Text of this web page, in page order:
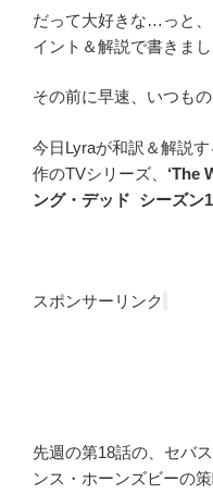
だって大好きな…っと
イント＆解説で書きまし
その前に早速、いつも
今日Lyraが和訳＆解説
作のTVシリーズ、 ‘The
ング・デッド シーズン
スポンサーリンク
先週の第18話の、セバ
ンス・ホーンズビーの